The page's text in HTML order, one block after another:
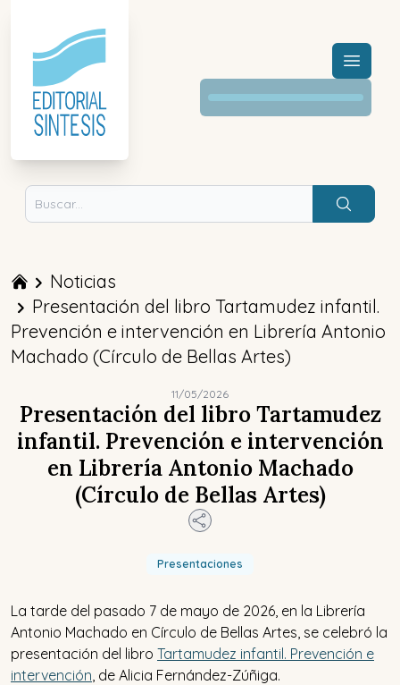
Menú
Buscar
Noticias
Presentación del libro Tartamudez infantil.
Prevención e intervención en Librería Antonio
Machado (Círculo de Bellas Artes)
11/05/2026
Presentación del libro Tartamudez
infantil. Prevención e intervención
en Librería Antonio Machado
(Círculo de Bellas Artes)
Presentaciones
La tarde del pasado 7 de mayo de 2026, en la Librería
Antonio Machado en Círculo de Bellas Artes, se celebró la
presentación del libro Tartamudez infantil. Prevención e
intervención , de Alicia Fernández-Zúñiga.